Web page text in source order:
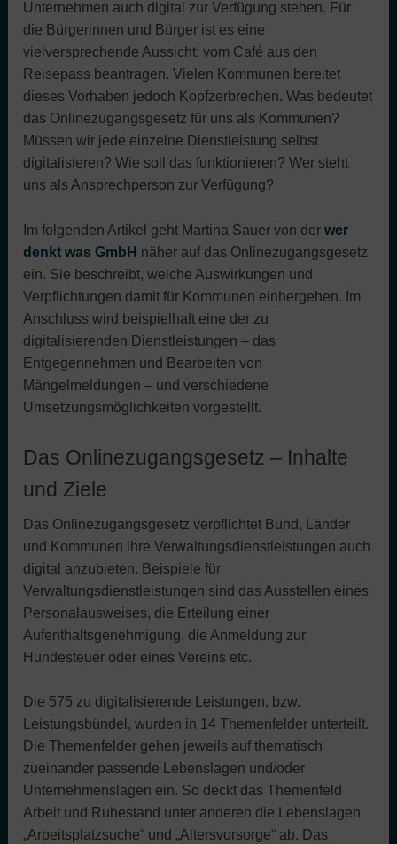
Unternehmen auch digital zur Verfügung stehen. Für
die Bürgerinnen und Bürger ist es eine
vielversprechende Aussicht: vom Café aus den
Reisepass beantragen. Vielen Kommunen bereitet
dieses Vorhaben jedoch Kopfzerbrechen. Was bedeutet
das Onlinezugangsgesetz für uns als Kommunen?
Müssen wir jede einzelne Dienstleistung selbst
digitalisieren? Wie soll das funktionieren? Wer steht
uns als Ansprechperson zur Verfügung?
Im folgenden Artikel geht Martina Sauer von derwer
denkt was GmbH näher auf das Onlinezugangsgesetz
ein. Sie beschreibt, welche Auswirkungen und
Verpflichtungen damit für Kommunen einhergehen. Im
Anschluss wird beispielhaft eine der zu
digitalisierenden Dienstleistungen – das
Entgegennehmen und Bearbeiten von
Mängelmeldungen – und verschiedene
Umsetzungsmöglichkeiten vorgestellt.
Das Onlinezugangsgesetz – Inhalte
und Ziele
Das Onlinezugangsgesetz verpflichtet Bund, Länder
und Kommunen ihre Verwaltungsdienstleistungen auch
digital anzubieten. Beispiele für
Verwaltungsdienstleistungen sind das Ausstellen eines
Personalausweises, die Erteilung einer
Aufenthaltsgenehmigung, die Anmeldung zur
Hundesteuer oder eines Vereins etc.
Die 575 zu digitalisierende Leistungen, bzw.
Leistungsbündel, wurden in 14 Themenfelder unterteilt.
Die Themenfelder gehen jeweils auf thematisch
zueinander passende Lebenslagen und/oder
Unternehmenslagen ein. So deckt das Themenfeld
Arbeit und Ruhestand unter anderen die Lebenslagen
„Arbeitsplatzsuche“ und „Altersvorsorge“ ab. Das